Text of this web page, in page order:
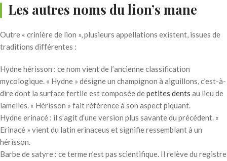
Les autres noms du lion’s mane
Outre « crinière de lion », plusieurs appellations existent, issues de
traditions différentes :
Hydne hérisson : ce nom vient de l’ancienne classification
mycologique. « Hydne » désigne un champignon à aiguillons, c’est-à-
dire dont la surface fertile est composée depetites dents au lieu de
lamelles. « Hérisson » fait référence à son aspect piquant.
Hydne erinacé : il s’agit d’une version plus savante du précédent. «
Erinacé » vient du latin erinaceus et signifie ressemblant à un
hérisson.
Barbe de satyre : ce terme n’est pas scientifique. Il relève du registre